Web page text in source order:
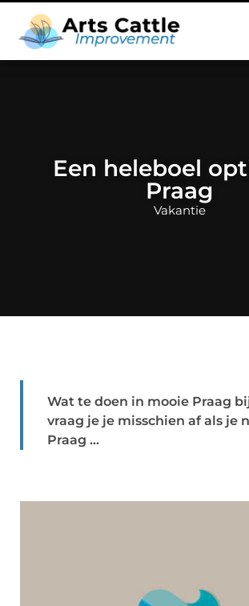
Een heleboel
Praag
Vakantie
Wat te doen in mooie Praag
vraag je je misschien af als je
Praag ...